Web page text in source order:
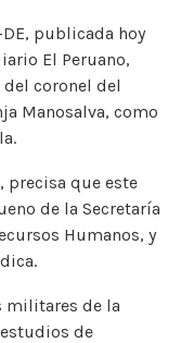
publicada hoy
El Peruano,
coronel del
Manosalva, como
precisa que este
de la Secretaría
Humanos, y
militares de la
de